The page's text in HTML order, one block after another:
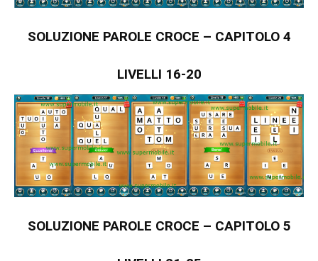
SOLUZIONE PAROLE CROCE – CAPITOLO 4
LIVELLI 16-20
SOLUZIONE PAROLE CROCE – CAPITOLO 5